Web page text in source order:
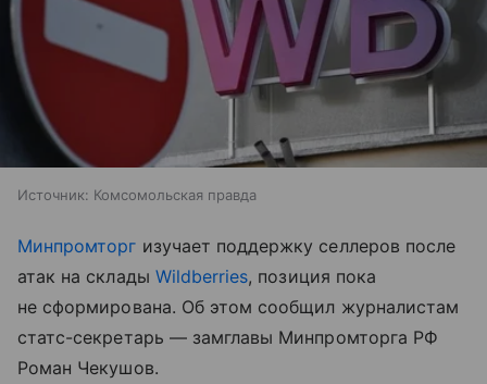
Источник: Комсомольская правда
Минпромторг изучает поддержку селлеров после
атак на склады Wildberries, позиция пока
не сформирована. Об этом сообщил журналистам
статс-секретарь — замглавы Минпромторга РФ
Роман Чекушов.